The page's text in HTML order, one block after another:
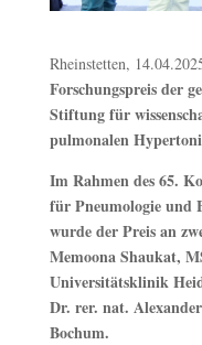
Rheinstetten,
Forschungspreis der
Stiftung für
pulmonalen
Im Rahmen des 65.
für Pneumologie und
wurde der Preis an
Memoona Shaukat,
Universitätsklinik
Dr. rer. nat.
Bochum.